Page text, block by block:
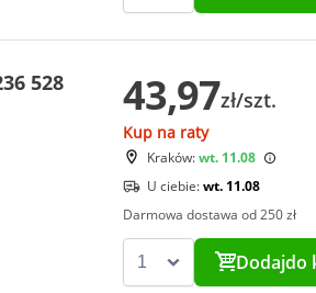
528 43,97zł/szt.
Kup na raty
Kraków:wt. 11.08
U ciebie:wt. 11.08
Darmowa dostawa od 250 zł
Dodajdo